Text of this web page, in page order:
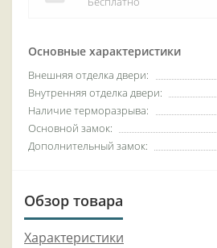
Основные характеристики
Внешняя отделка двери:
Внутренняя отделка двери:
Наличие терморазрыва:
Основной замок:
Дополнительный замок:
Обзор товара
Характеристики